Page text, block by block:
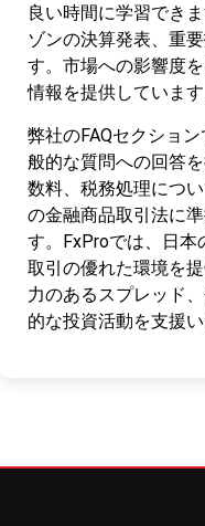
良い時間に学習でき
ゾンの決算発表、重
す。市場への影響度
情報を提供しています
弊社のFAQセクショ
般的な質問への回答
数料、税務処理につ
の金融商品取引法に
す。FxProでは、日本
取引の優れた環境を
力のあるスプレッド
的な投資活動を支援い